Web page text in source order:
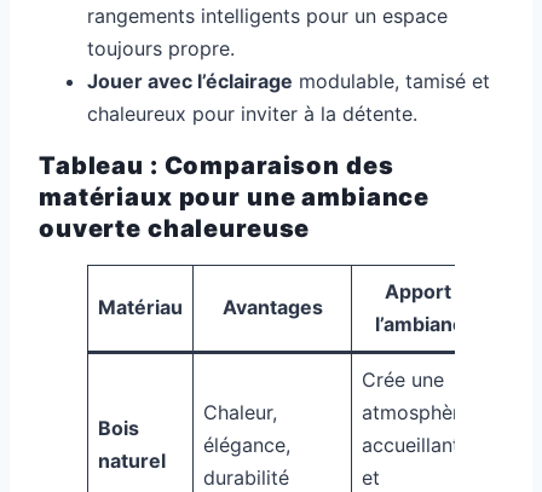
rangements intelligents pour un espace
toujours propre.
Jouer avec l’éclairage modulable, tamisé et
chaleureux pour inviter à la détente.
Tableau : Comparaison des
matériaux pour une ambiance
ouverte chaleureuse
Matériau Avantages
Apport à
l’ambiance
Bois
naturel
Chaleur,
élégance,
durabilité
Crée une
atmosphère
accueillante
et